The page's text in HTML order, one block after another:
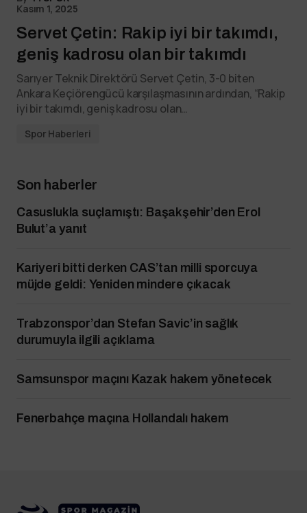
Kasım 1, 2025
Servet Çetin: Rakip iyi bir takımdı,
geniş kadrosu olan bir takımdı
Sarıyer Teknik Direktörü Servet Çetin, 3-0 biten
Ankara Keçiörengücü karşılaşmasının ardından, “Rakip
iyi bir takımdı, geniş kadrosu olan…
Spor Haberleri
Son haberler
Casuslukla suçlamıştı: Başakşehir’den Erol
Bulut’a yanıt
Kariyeri bitti derken CAS’tan milli sporcuya
müjde geldi: Yeniden mindere çıkacak
Trabzonspor’dan Stefan Savic’in sağlık
durumuyla ilgili açıklama
Samsunspor maçını Kazak hakem yönetecek
Fenerbahçe maçına Hollandalı hakem